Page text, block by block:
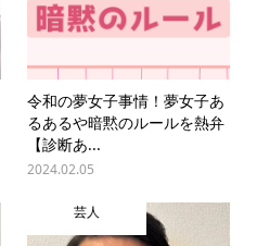
令和の夢女子事情！夢女子あ
るあるや暗黙のルールを熱弁
【診断あ...
2024.02.05
芸人